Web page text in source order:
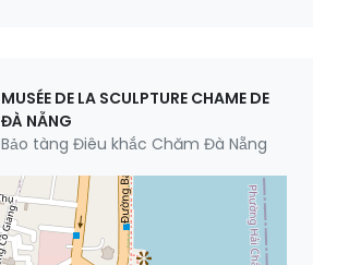
MUSÉE DE LA SCULPTURE CHAME DE
ĐÀ NẴNG
Bảo tàng Điêu khắc Chăm Đà Nẵng